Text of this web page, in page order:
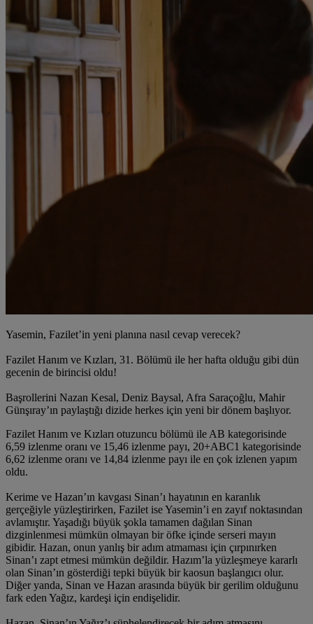
Yasemin, Fazilet’in yeni planına nasıl cevap verecek?
Fazilet Hanım ve Kızları, 31. Bölümü ile her hafta olduğu gibi dün
gecenin de birincisi oldu!
Başrollerini Nazan Kesal, Deniz Baysal, Afra Saraçoğlu, Mahir
Günşıray’ın paylaştığı dizide herkes için yeni bir dönem başlıyor.
Fazilet Hanım ve Kızları otuzuncu bölümü ile AB kategorisinde
6,59 izlenme oranı ve 15,46 izlenme payı, 20+ABC1 kategorisinde
6,62 izlenme oranı ve 14,84 izlenme payı ile en çok izlenen yapım
oldu.
Kerime ve Hazan’ın kavgası Sinan’ı hayatının en karanlık
gerçeğiyle yüzleştirirken, Fazilet ise Yasemin’i en zayıf noktasından
avlamıştır. Yaşadığı büyük şokla tamamen dağılan Sinan
dizginlenmesi mümkün olmayan bir öfke içinde serseri mayın
gibidir. Hazan, onun yanlış bir adım atmaması için çırpınırken
Sinan’ı zapt etmesi mümkün değildir. Hazım’la yüzleşmeye kararlı
olan Sinan’ın gösterdiği tepki büyük bir kaosun başlangıcı olur.
Diğer yanda, Sinan ve Hazan arasında büyük bir gerilim olduğunu
fark eden Yağız, kardeşi için endişelidir.